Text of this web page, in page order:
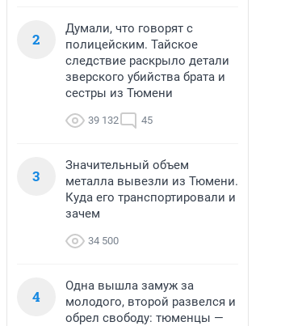
2
Думали, что говорят с
полицейским. Тайское
следствие раскрыло детали
зверского убийства брата и
сестры из Тюмени
39 132 45
3
Значительный объем
металла вывезли из Тюмени.
Куда его транспортировали и
зачем
34 500
4
Одна вышла замуж за
молодого, второй развелся и
обрел свободу: тюменцы —